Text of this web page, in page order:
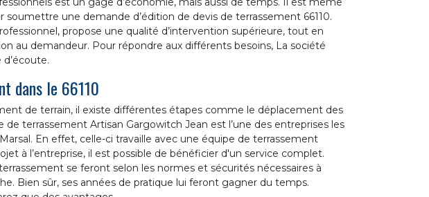
une demande d’édition de devis de terrassement 66110.
propose une qualité d’intervention supérieure, tout en
au demandeur. Pour répondre aux différents besoins, La société
dans le 66110
de terrain, il existe différentes étapes comme le déplacement des
de terrassement Artisan Gargowitch Jean est l’une des entreprises les
En effet, celle-ci travaille avec une équipe de terrassement
à l’entreprise, il est possible de bénéficier d'un service complet.
se feront selon les normes et sécurités nécessaires à
Bien sûr, ses années de pratique lui feront gagner du temps.